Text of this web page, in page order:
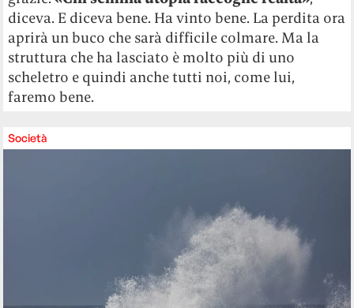
diceva. E diceva bene. Ha vinto bene. La perdita ora
aprirà un buco che sarà difficile colmare. Ma la
struttura che ha lasciato è molto più di uno
scheletro e quindi anche tutti noi, come lui,
faremo bene.
Società